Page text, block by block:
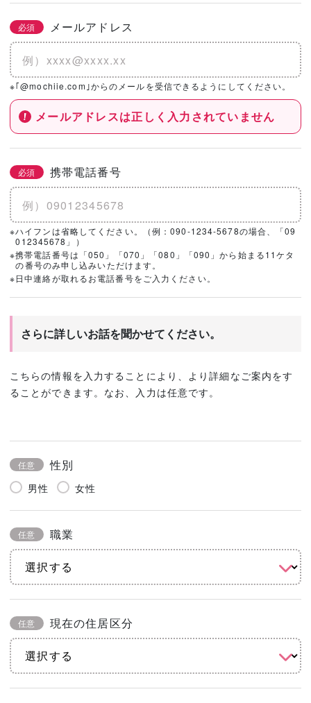
必須 メールアドレス
※｢@mochiie.com｣からのメールを受信できるようにしてください。
メールアドレスは正しく入力されていません
必須 携帯電話番号
※ハイフンは省略してください。（例：090-1234-5678の場合、「09
012345678」）
※携帯電話番号は「050」「070」「080」「090」から始まる11ケタ
の番号のみ申し込みいただけます。
※日中連絡が取れるお電話番号をご入力ください。
さらに詳しいお話を聞かせてください。
こちらの情報を入力することにより、より詳細なご案内をす
ることができます。なお、入力は任意です。
任意 性別
男性 女性
任意 職業
任意 現在の住居区分